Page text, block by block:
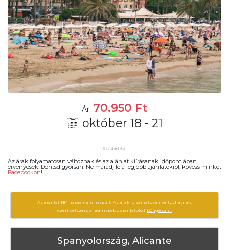
Ár: 70.950 Ft
október 18 - 21
Az árak folyamatosan változnak és az ajánlat kiírásanak időpontjában
érvényesek. Döntsd gyorsan. Ne maradj le a legjobb ajánlatokról, kövess minket
Facebookon!
Az ajánlat 384 napja nem frissült. Az árak folyamatosan változhatnak,
ezért célszerű a legfrissebb ajánlatokat böngészni.
Spanyolország, Alicante